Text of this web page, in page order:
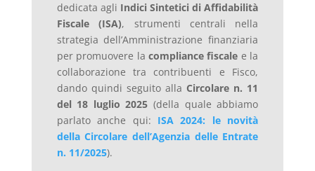
dedicata agli Indici Sintetici di Affidabilità
Fiscale (ISA), strumenti centrali nella
strategia dell’Amministrazione finanziaria
per promuovere la compliance fiscale e la
collaborazione tra contribuenti e Fisco,
dando quindi seguito alla Circolare n. 11
del 18 luglio 2025(della quale abbiamo
parlato anche qui: ISA 2024: le novità
della Circolare dell’Agenzia delle Entrate
n. 11/2025).